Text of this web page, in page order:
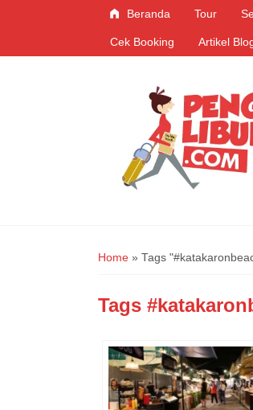
Beranda Tour
Cek Booking Artikel
Home » Tags
Tags